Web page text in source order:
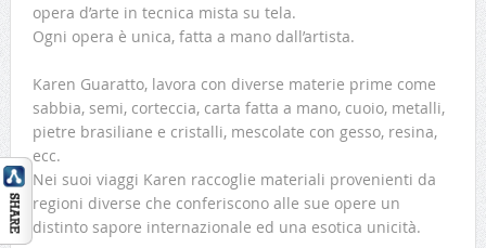
opera d’arte in tecnica mista su tela.
Ogni opera è unica, fatta a mano dall’artista.
Karen Guaratto, lavora con diverse materie prime come
sabbia, semi, corteccia, carta fatta a mano, cuoio, metalli,
pietre brasiliane e cristalli, mescolate con gesso, resina,
ecc.
Nei suoi viaggi Karen raccoglie materiali provenienti da
regioni diverse che conferiscono alle sue opere un
distinto sapore internazionale ed una esotica unicità.